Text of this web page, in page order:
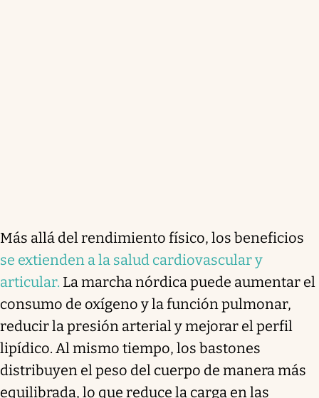
Más allá del rendimiento físico, los beneficios
se extienden a la salud cardiovascular y
articular. La marcha nórdica puede aumentar el
consumo de oxígeno y la función pulmonar,
reducir la presión arterial y mejorar el perfil
lipídico. Al mismo tiempo, los bastones
distribuyen el peso del cuerpo de manera más
equilibrada, lo que reduce la carga en las